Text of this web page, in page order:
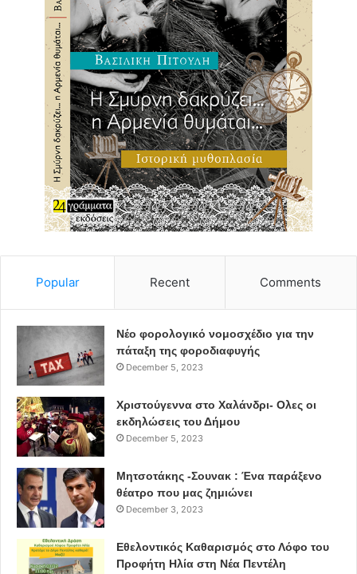
Popular Recent Comments
Νέο φορολογικό νομοσχέδιο για την
πάταξη της φοροδιαφυγής
December 5, 2023
Χριστούγεννα στο Χαλάνδρι- Ολες οι
εκδηλώσεις του Δήμου
December 5, 2023
Μητσοτάκης -Σουνακ : Ένα παράξενο
θέατρο που μας ζημιώνει
December 3, 2023
Εθελοντικός Καθαρισμός στο Λόφο του
Προφήτη Ηλία στη Νέα Πεντέλη